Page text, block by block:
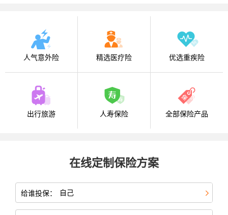
人气意外险 精选医疗险 优选重疾险
出行旅游 人寿保险 全部保险产品
在线定制保险方案
给谁投保：